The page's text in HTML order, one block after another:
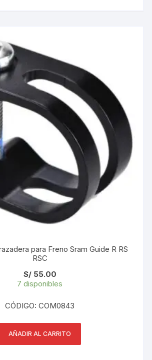
para Freno Sram Guide R RS
RSC
S/55.00
7 disponibles
CÓDIGO: COM0843
AÑADIR AL CARRITO